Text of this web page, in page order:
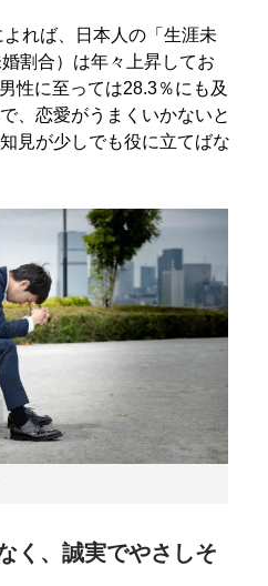
れば、日本人の「生涯未
割合）は年々上昇してお
性に至っては28.3％にも及
、恋愛がうまくいかないと
見が少しでも役に立てばな
く、誠実でやさしそ